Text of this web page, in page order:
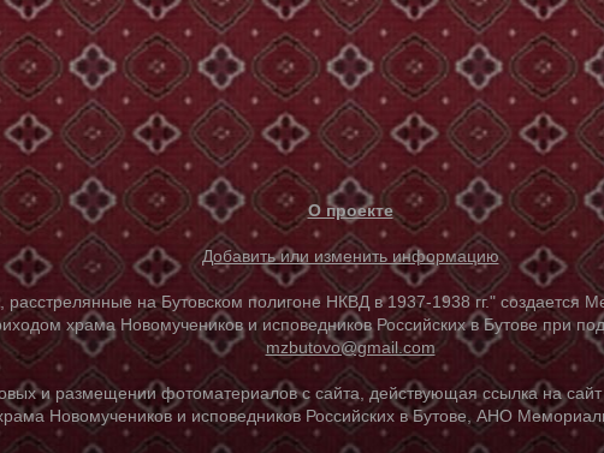
О проекте
Добавить или изменить информацию
на Бутовском полигоне НКВД в 1937-1938 гг." создается
храма Новомучеников и исповедников Российских в Бутове при
mzbutovo@gmail.com
и размещении фотоматериалов с сайта, действующая ссылка на
Новомучеников и исповедников Российских в Бутове, АНО